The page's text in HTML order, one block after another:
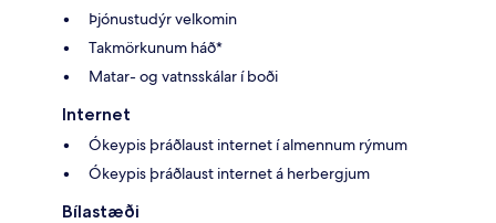
Þjónustudýr velkomin
Takmörkunum háð*
Matar- og vatnsskálar í boði
Internet
Ókeypis þráðlaust internet í almennum rýmum
Ókeypis þráðlaust internet á herbergjum
Bílastæði